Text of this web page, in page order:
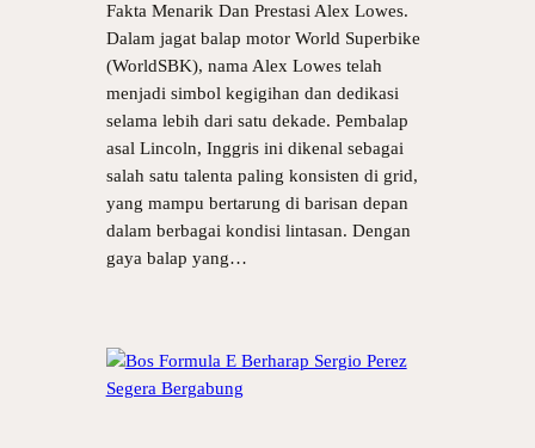
Fakta Menarik Dan Prestasi Alex Lowes.
Dalam jagat balap motor World Superbike
(WorldSBK), nama Alex Lowes telah
menjadi simbol kegigihan dan dedikasi
selama lebih dari satu dekade. Pembalap
asal Lincoln, Inggris ini dikenal sebagai
salah satu talenta paling konsisten di grid,
yang mampu bertarung di barisan depan
dalam berbagai kondisi lintasan. Dengan
gaya balap yang…